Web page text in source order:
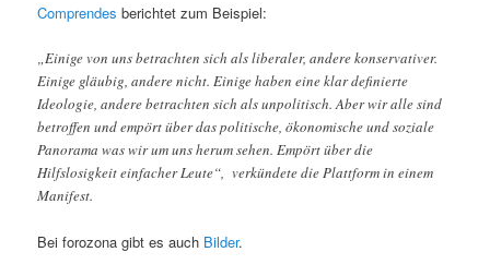
Comprendes berichtet zum Beispiel:
„Einige von uns betrachten sich als liberaler, andere konservativer.
Einige gläubig, andere nicht. Einige haben eine klar definierte
Ideologie, andere betrachten sich als unpolitisch. Aber wir alle sind
betroffen und empört über das politische, ökonomische und soziale
Panorama was wir um uns herum sehen. Empört über die
Hilfslosigkeit einfacher Leute“, verkündete die Plattform in einem
Manifest.
Bei forozona gibt es auch Bilder.